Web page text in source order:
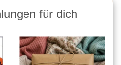
für dich